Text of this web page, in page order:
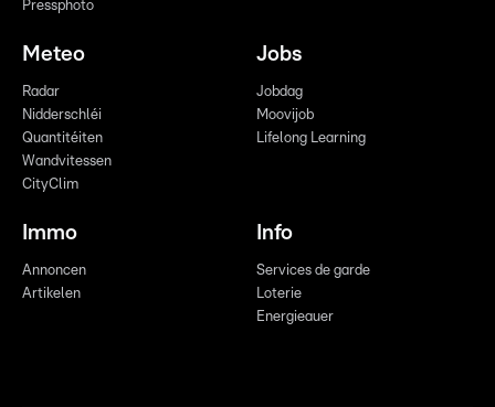
Pressphoto
Meteo
Radar
Nidderschléi
Quantitéiten
Wandvitessen
CityClim
Jobs
Jobdag
Moovijob
Lifelong Learning
Immo
Annoncen
Artikelen
Info
Services de garde
Loterie
Energieauer